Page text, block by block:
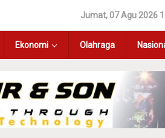
Jumat, 07 Agu 2026
Ekonomi Olahraga